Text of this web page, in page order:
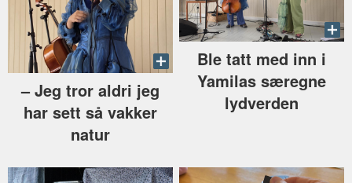
–⁠ Jeg tror aldri jeg
har sett så vakker
natur
Ble tatt med inn i
Yamilas særegne
lydverden